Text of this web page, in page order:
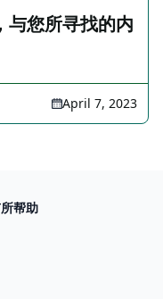
与您所寻找的内
April 7, 2023
帮助